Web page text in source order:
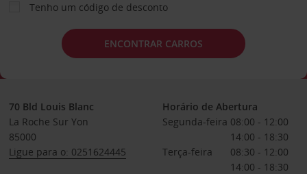
Tenho um código de desconto
ENCONTRAR CARROS
70 Bld Louis Blanc
La Roche Sur Yon
85000
Ligue para o: 0251624445
Horário de Abertura
Segunda-feira 08:00 - 12:00
14:00 - 18:30
Terça-feira
08:30 - 12:00
14:00 - 18:30